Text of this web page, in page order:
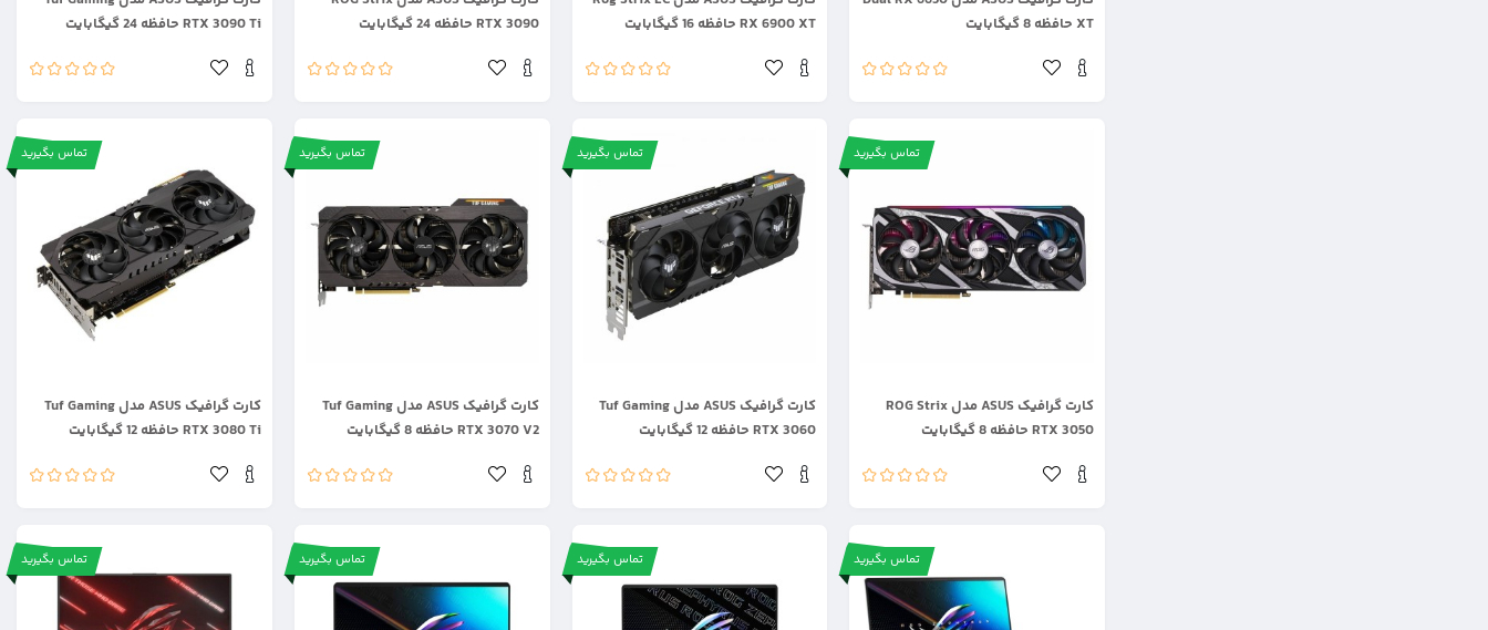
XT حافظه 8 گیگابایت
RX 6900 XT حافظه 16 گیگابایت
RTX 3090 حافظه 24 گیگابایت
RTX 3090 Ti حافظه 24 گیگابایت
تماس بگیرید
کارت گرافیک ASUS مدل ROG Strix
RTX 3050 حافظه 8 گیگابایت
تماس بگیرید
کارت گرافیک ASUS مدل Tuf Gaming
RTX 3060 حافظه 12 گیگابایت
تماس بگیرید
کارت گرافیک ASUS مدل Tuf Gaming
RTX 3070 V2 حافظه 8 گیگابایت
تماس بگیرید
کارت گرافیک ASUS مدل Tuf Gaming
RTX 3080 Ti حافظه 12 گیگابایت
تماس بگیرید تماس بگیرید تماس بگیرید تماس بگیرید